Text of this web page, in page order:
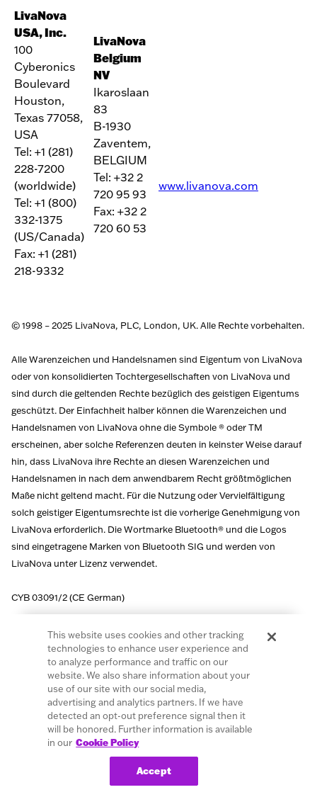
LivaNova
USA, Inc.
100
Cyberonics
Boulevard
Houston,
Texas 77058,
USA
Tel: +1 (281)
228-7200
(worldwide)
Tel: +1 (800)
332-1375
(US/Canada)
Fax: +1 (281)
218-9332
LivaNova
Belgium
NV
Ikaroslaan
83
B-1930
Zaventem,
BELGIUM
Tel: +32 2
720 95 93
Fax: +32 2
720 60 53
www.livanova.com
© 1998 – 2025 LivaNova, PLC, London, UK. Alle Rechte vorbehalten.
Alle Warenzeichen und Handelsnamen sind Eigentum von LivaNova
oder von konsolidierten Tochtergesellschaften von LivaNova und
sind durch die geltenden Rechte bezüglich des geistigen Eigentums
geschützt. Der Einfachheit halber können die Warenzeichen und
Handelsnamen von LivaNova ohne die Symbole ® oder TM
erscheinen, aber solche Referenzen deuten in keinster Weise darauf
hin, dass LivaNova ihre Rechte an diesen Warenzeichen und
Handelsnamen in nach dem anwendbarem Recht größtmöglichen
Maße nicht geltend macht. Für die Nutzung oder Vervielfältigung
solch geistiger Eigentumsrechte ist die vorherige Genehmigung von
LivaNova erforderlich. Die Wortmarke Bluetooth® und die Logos
sind eingetragene Marken von Bluetooth SIG und werden von
LivaNova unter Lizenz verwendet.
CYB 03091/2 (CE German)
Patienten Sicherheitsinformationen
Medizinisches Fachpersonal
Sicherheitshinweise
This website uses cookies and other tracking
technologies to enhance user experience and
to analyze performance and traffic on our
website. We also share information about your
use of our site with our social media,
advertising and analytics partners. If we have
detected an opt-out preference signal then it
will be honored. Further information is available
in our Cookie Policy
Accept